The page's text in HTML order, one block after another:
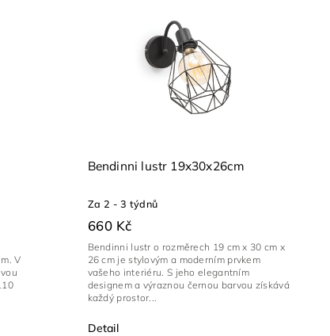
V
Bendinni lustr 19x30x26cm
Za 2 - 3 týdnů
660 Kč
Detail
Bendinni lustr o rozměrech 19 cm x 30 cm x
26 cm je stylovým a moderním prvkem
vašeho interiéru. S jeho elegantním
designem a výraznou černou barvou získává
každý prostor...